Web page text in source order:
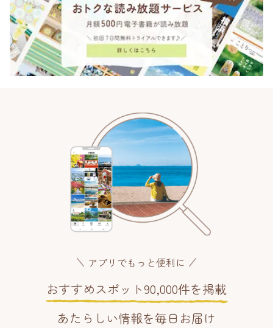
アプリでもっと便利に
おすすめスポット90,000件を掲載
あたらしい情報を毎日お届け